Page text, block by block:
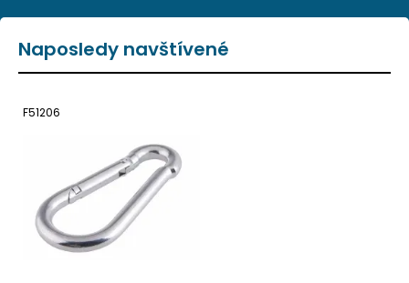
Naposledy navštívené
F51206